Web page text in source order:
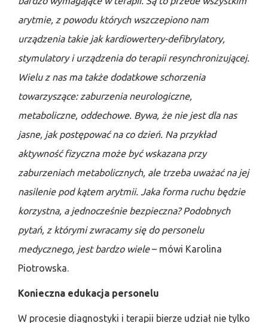
arytmie, z powodu których wszczepiono nam
urządzenia takie jak kardiowertery-defibrylatory,
stymulatory i urządzenia do terapii resynchronizującej.
Wielu z nas ma także dodatkowe schorzenia
towarzyszące: zaburzenia neurologiczne,
metaboliczne, oddechowe. Bywa, że nie jest dla nas
jasne, jak postępować na co dzień. Na przykład
aktywność fizyczna może być wskazana przy
zaburzeniach metabolicznych, ale trzeba uważać na jej
nasilenie pod kątem arytmii. Jaka forma ruchu będzie
korzystna, a jednocześnie bezpieczna? Podobnych
pytań, z którymi zwracamy się do personelu
medycznego, jest bardzo wiele– mówi Karolina
Piotrowska.
Konieczna edukacja personelu
W procesie diagnostyki i terapii bierze udział nie tylko